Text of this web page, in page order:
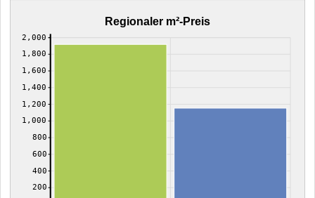
Regionaler m²-Preis
200
400
600
800
1,000
1,200
1,400
1,600
1,800
2,000